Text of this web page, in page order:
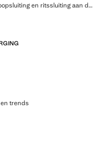
en ritssluiting aan de
Product in de uitverkoop
trends